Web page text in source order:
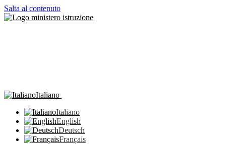
Salta al contenuto
Italiano
Italiano
English
Deutsch
Français